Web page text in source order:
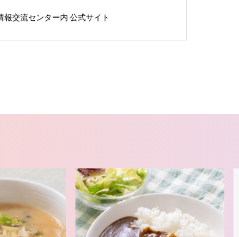
報交流センター内 公式サイト